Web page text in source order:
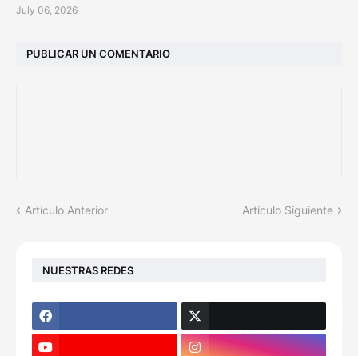
July 06, 2026
PUBLICAR UN COMENTARIO
Artículo Anterior Artículo Siguiente
NUESTRAS REDES